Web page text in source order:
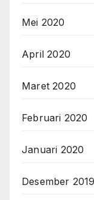
Mei 2020
April 2020
Maret 2020
Februari 2020
Januari 2020
Desember 2019